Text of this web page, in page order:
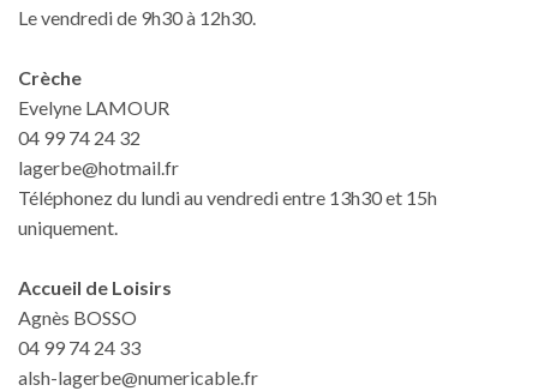
Le vendredi de 9h30 à 12h30.
Crèche
Evelyne LAMOUR
04 99 74 24 32
lagerbe@hotmail.fr
Téléphonez du lundi au vendredi entre 13h30 et 15h
uniquement.
Accueil de Loisirs
Agnès BOSSO
04 99 74 24 33
alsh-lagerbe@numericable.fr